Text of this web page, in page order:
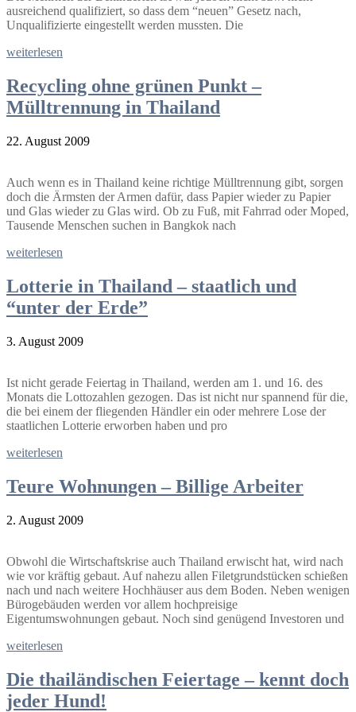
ausreichend qualifiziert, so dass dem “neuen” Gesetz nach,
Unqualifizierte eingestellt werden mussten. Die
weiterlesen
Recycling ohne grünen Punkt –
Mülltrennung in Thailand
22. August 2009
Auch wenn es in Thailand keine richtige Mülltrennung gibt, sorgen
doch die Ärmsten der Armen dafür, dass Papier wieder zu Papier
und Glas wieder zu Glas wird. Ob zu Fuß, mit Fahrrad oder Moped,
Tausende Menschen suchen in Bangkok nach
weiterlesen
Lotterie in Thailand – staatlich und
“unter der Erde”
3. August 2009
Ist nicht gerade Feiertag in Thailand, werden am 1. und 16. des
Monats die Lottozahlen gezogen. Das ist nicht nur spannend für die,
die bei einem der fliegenden Händler ein oder mehrere Lose der
staatlichen Lotterie erworben haben und pro
weiterlesen
Teure Wohnungen – Billige Arbeiter
2. August 2009
Obwohl die Wirtschaftskrise auch Thailand erwischt hat, wird nach
wie vor kräftig gebaut. Auf nahezu allen Filetgrundstücken schießen
nach und nach weitere Hochhäuser aus dem Boden. Neben wenigen
Bürogebäuden werden vor allem hochpreisige
Eigentumswohnungen gebaut. Noch sind genügend Investoren und
weiterlesen
Die thailändischen Feiertage – kennt doch
jeder Hund!